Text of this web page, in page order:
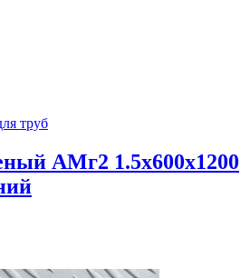
труб
АМг2 1.5х600х1200